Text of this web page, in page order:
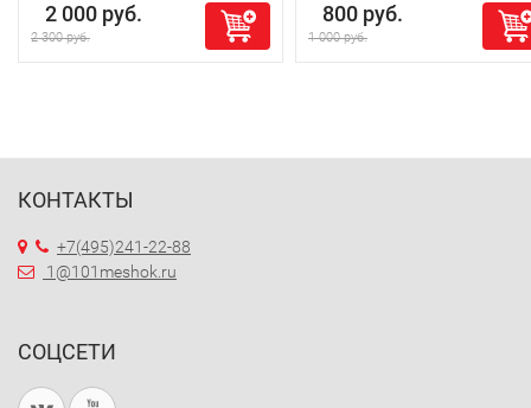
2 000 руб.
2 300 руб.
800 руб.
1 000 руб.
КОНТАКТЫ
+7(495)241-22-88
1@101meshok.ru
СОЦСЕТИ